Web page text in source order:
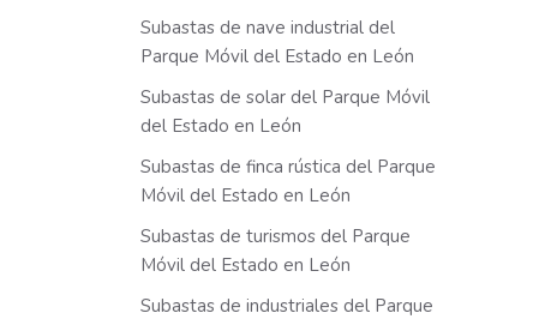
Subastas de nave industrial del
Parque Móvil del Estado en León
Subastas de solar del Parque Móvil
del Estado en León
Subastas de finca rústica del Parque
Móvil del Estado en León
Subastas de turismos del Parque
Móvil del Estado en León
Subastas de industriales del Parque